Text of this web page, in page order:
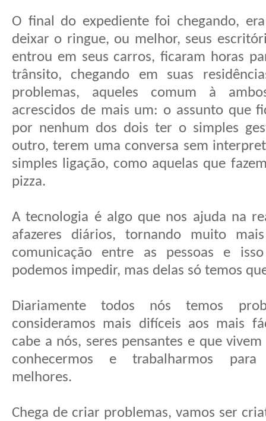
O final do expediente foi chegando,
deixar o ringue, ou melhor, seus
entrou em seus carros, ficaram horas
trânsito, chegando em suas
problemas, aqueles comum à
acrescidos de mais um: o assunto que
por nenhum dos dois ter o simples
outro, terem uma conversa sem
simples ligação, como aquelas que
pizza.
A tecnologia é algo que nos ajuda na
afazeres diários, tornando muito
comunicação entre as pessoas e
podemos impedir, mas delas só temos
Diariamente todos nós temos
consideramos mais difíceis aos mais
cabe a nós, seres pensantes e que
conhecermos e trabalharmos para
melhores.
Chega de criar problemas, vamos ser